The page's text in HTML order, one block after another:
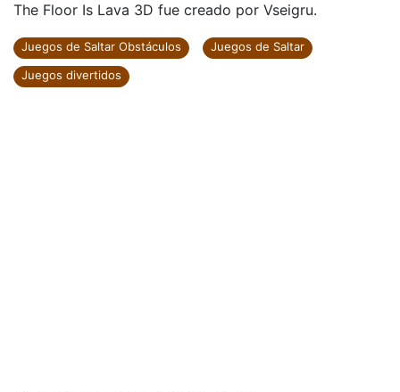
The Floor Is Lava 3D fue creado por Vseigru.
Juegos de Saltar Obstáculos
Juegos de Saltar
Juegos divertidos